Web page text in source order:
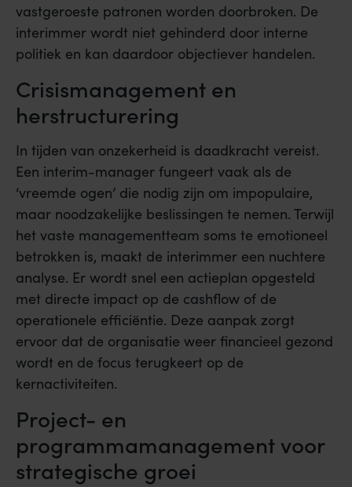
vastgeroeste patronen worden doorbroken. De
interimmer wordt niet gehinderd door interne
politiek en kan daardoor objectiever handelen.
Crisismanagement en
herstructurering
In tijden van onzekerheid is daadkracht vereist.
Een interim-manager fungeert vaak als de
‘vreemde ogen’ die nodig zijn om impopulaire,
maar noodzakelijke beslissingen te nemen. Terwijl
het vaste managementteam soms te emotioneel
betrokken is, maakt de interimmer een nuchtere
analyse. Er wordt snel een actieplan opgesteld
met directe impact op de cashflow of de
operationele efficiëntie. Deze aanpak zorgt
ervoor dat de organisatie weer financieel gezond
wordt en de focus terugkeert op de
kernactiviteiten.
Project- en
programmamanagement voor
strategische groei